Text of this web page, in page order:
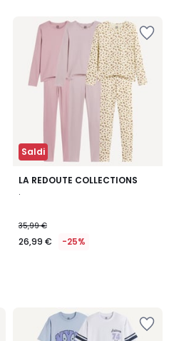
Saldi
LA REDOUTE COLLECTIONS
.
35,99 €
26,99 € -25%